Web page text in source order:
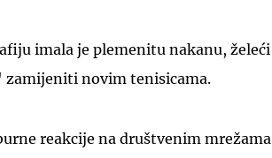
imala je plemenitu nakanu, želeći
zamijeniti novim tenisicama.
reakcije na društvenim mrežama
UKLJUČITE NOTIFIKACIJE